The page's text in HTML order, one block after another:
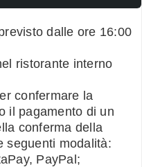
dalle ore 16:00
ristorante interno
confermare la
il pagamento di un
conferma della
seguenti modalità:
PayPal;